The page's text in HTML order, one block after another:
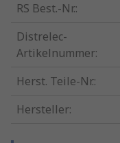
RS Best.-Nr.:
Distrelec-
Artikelnummer:
Herst. Teile-Nr.:
Hersteller: